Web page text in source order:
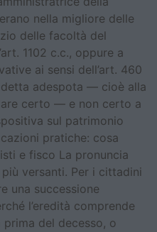
nella migliore delle
delle facoltà del
1102 c.c., oppure a
ai sensi dell’art. 460
adespota — cioè alla
certo — e non certo a
sul patrimonio
pratiche: cosa
e fisco La pronuncia
versanti. Per i cittadini
una successione
l’eredità comprende
del decesso, o